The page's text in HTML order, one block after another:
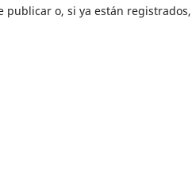
publicar o, si ya están